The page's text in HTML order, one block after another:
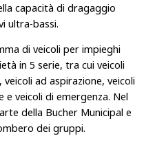
capacità di dragaggio
ultra-bassi.
di veicoli per impieghi
in 5 serie, tra cui veicoli
ad aspirazione, veicoli
veicoli di emergenza. Nel
della Bucher Municipal e
dei gruppi.